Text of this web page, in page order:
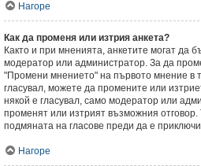
Нагоре
Как да променя или изтрия анкета?
Както и при мненията, анкетите могат да
модератор или администратор. За да
"Промени мнението" на първото мнение в
гласувал, можете да промените или
някой е гласувал, само модератор или
променят или изтрият възможния отговор.
подмяната на гласове преди да е
Нагоре